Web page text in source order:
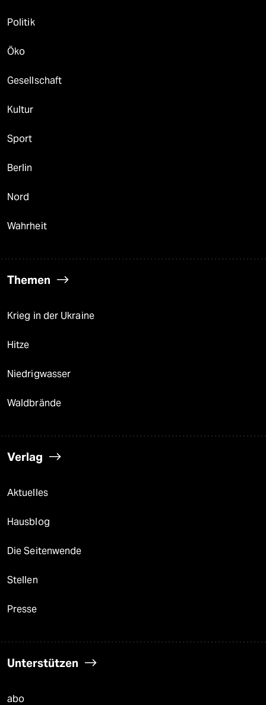
Politik
Öko
Gesellschaft
Kultur
Sport
Berlin
Nord
Wahrheit
Themen
Krieg in der Ukraine
Hitze
Niedrigwasser
Waldbrände
Verlag
Aktuelles
Hausblog
Die Seitenwende
Stellen
Presse
Unterstützen
abo